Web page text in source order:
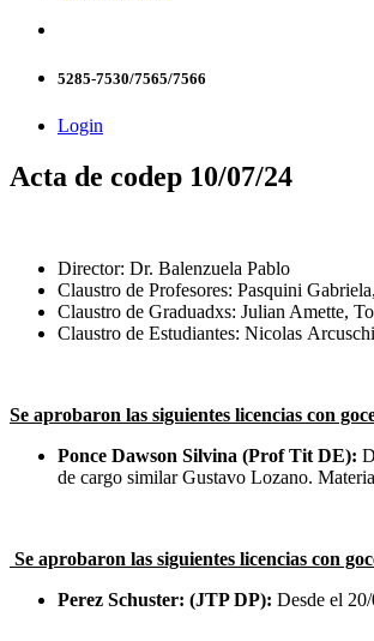
5285-7530/7565/7566
Login
Acta de codep 10/07/24
Director: Dr. Balenzuela Pablo
Claustro de Profesores: Pasquini
Claustro de Graduadxs: Julian Amette,
Claustro de Estudiantes: Nicolas
Se aprobaron las siguientes licencias con
Ponce Dawson Silvina (Prof Tit DE):
de cargo similar Gustavo Lozano.
Se aprobaron las siguientes licencias con
Perez Schuster: (JTP DP): Desde el